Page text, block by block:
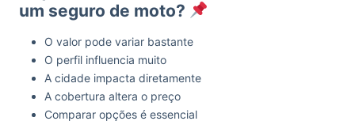
um seguro de moto?
O valor pode variar bastante
O perfil influencia muito
A cidade impacta diretamente
A cobertura altera o preço
Comparar opções é essencial